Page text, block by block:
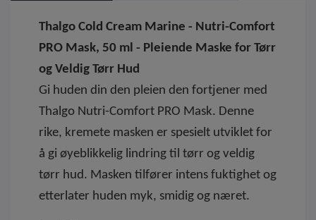
Thalgo Cold Cream Marine - Nutri-Comfort
PRO Mask, 50 ml - Pleiende Maske for Tørr
og Veldig Tørr Hud
Gi huden din den pleien den fortjener med
Thalgo Nutri-Comfort PRO Mask. Denne
rike, kremete masken er spesielt utviklet for
å gi øyeblikkelig lindring til tørr og veldig
tørr hud. Masken tilfører intens fuktighet og
etterlater huden myk, smidig og næret.